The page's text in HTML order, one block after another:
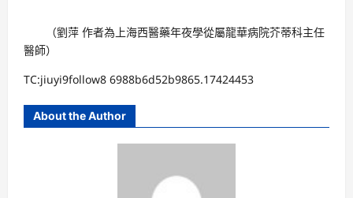
（劉萍 作者為上海西醫藥年夜學從屬龍華病院芥蒂科主任
醫師）
TC:jiuyi9follow8 6988b6d52b9865.17424453
About the Author